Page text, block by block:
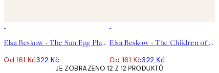
Elsa Beskow - The Sun Egg Plakát
Od 161 Kč322 Kč
Elsa Beskow - The Children of Hat Cottage Plakát
Od 161 Kč322 Kč
JE ZOBRAZENO 12 Z 12 PRODUKTŮ